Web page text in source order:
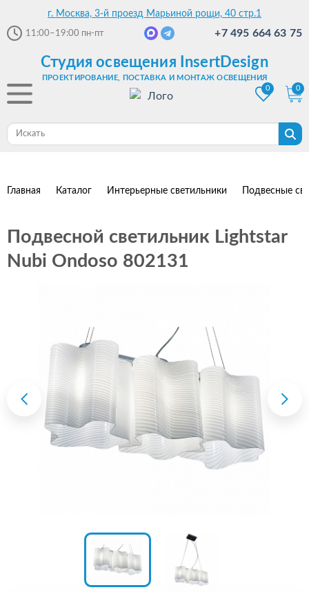
г. Москва, 3-й проезд Марьиной рощи, 40 стр.1
11:00–19:00 пн-пт +7 495 664 63 75
Студия освещения InsertDesign
ПРОЕКТИРОВАНИЕ, ПОСТАВКА И МОНТАЖ ОСВЕЩЕНИЯ
0
0
Главная Каталог Интерьерные светильники Подвесные
Подвесной светильник Lightstar
Nubi Ondoso 802131